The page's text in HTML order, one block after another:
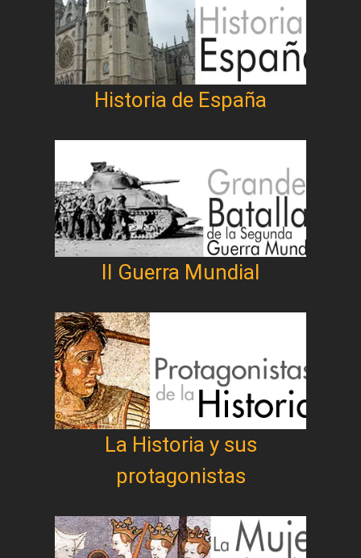
Historia de España
II Guerra Mundial
La Historia y sus
protagonistas